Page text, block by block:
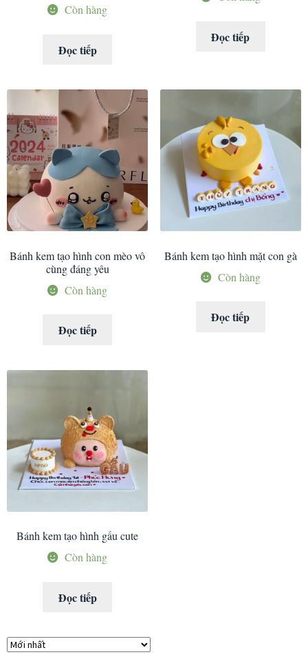
Còn hàng
Đọc tiếp
Đọc tiếp
Bánh kem tạo hình con mèo vô
cùng đáng yêu
Còn hàng
Đọc tiếp
Bánh kem tạo hình mặt con gà
Còn hàng
Đọc tiếp
Bánh kem tạo hình gấu cute
Còn hàng
Đọc tiếp